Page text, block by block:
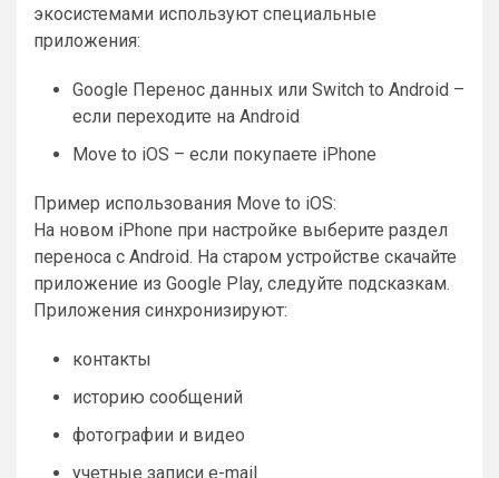
экосистемами используют специальные
приложения:
Google Перенос данных или Switch to Android –
если переходите на Android
Move to iOS – если покупаете iPhone
Пример использования Move to iOS:
На новом iPhone при настройке выберите раздел
переноса с Android. На старом устройстве скачайте
приложение из Google Play, следуйте подсказкам.
Приложения синхронизируют:
контакты
историю сообщений
фотографии и видео
учетные записи e-mail